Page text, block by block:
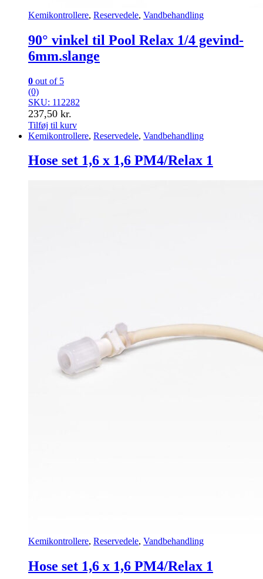
Kemikontrollere, Reservedele, Vandbehandling
90° vinkel til Pool Relax 1/4 gevind-
6mm.slange
0 out of 5
(0)
SKU: 112282
237,50 kr.
Tilføj til kurv
Kemikontrollere, Reservedele, Vandbehandling
Hose set 1,6 x 1,6 PM4/Relax 1
Kemikontrollere, Reservedele, Vandbehandling
Hose set 1,6 x 1,6 PM4/Relax 1